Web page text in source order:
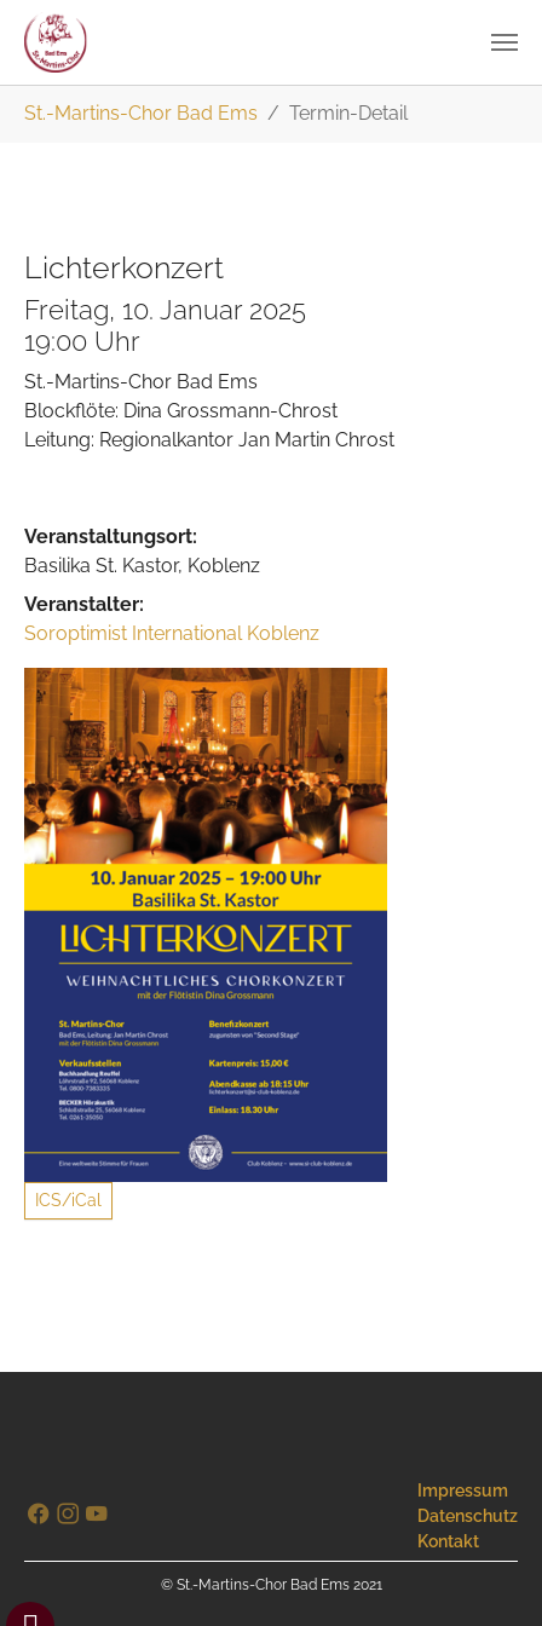
Hauptinhalt
St.-Martins-Chor Bad Ems Termin-Detail
Lichterkonzert
Freitag, 10. Januar 2025
19:00 Uhr
St.-Martins-Chor Bad Ems
Blockflöte: Dina Grossmann-Chrost
Leitung: Regionalkantor Jan Martin Chrost
Veranstaltungsort:
Basilika St. Kastor, Koblenz
Veranstalter:
Soroptimist International Koblenz
ICS/iCal
Impressum
Datenschutz
Kontakt
© St.-Martins-Chor Bad Ems 2021